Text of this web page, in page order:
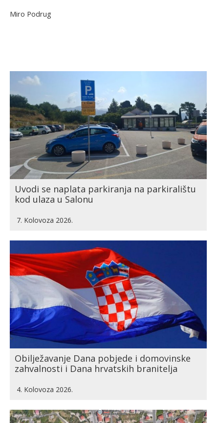
Miro Podrug
Uvodi se naplata parkiranja na parkiralištu
kod ulaza u Salonu
7. Kolovoza 2026.
Obilježavanje Dana pobjede i domovinske
zahvalnosti i Dana hrvatskih branitelja
4. Kolovoza 2026.